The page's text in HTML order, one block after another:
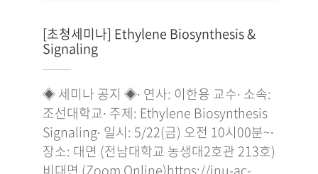
[초청세미나] Ethylene Biosynthesis &
Signaling
◈ 세미나 공지 ◈∙ 연사: 이한용 교수∙ 소속:
조선대학교∙ 주제: Ethylene Biosynthesis
Signaling∙ 일시: 5/22(금) 오전 10시00분~∙
장소: 대면 (전남대학교 농생대2호관 213호)
비대면 (Zoom Online)https://jnu-ac-